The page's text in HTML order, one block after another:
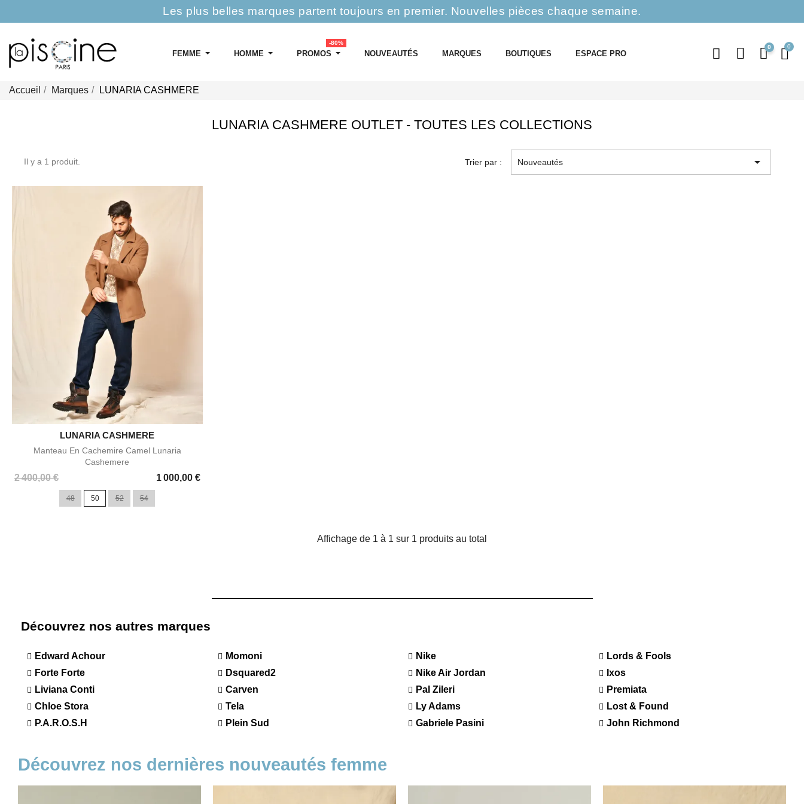
Les plus belles marques partent toujours en premier. Nouvelles pièces chaque semaine.
FEMME HOMME PROMOS
-80%
NOUVEAUTÉS MARQUES BOUTIQUES ESPACE PRO
0
Accueil Marques LUNARIA CASHMERE
LUNARIA CASHMERE OUTLET - TOUTES LES COLLECTIONS
Il y a 1 produit. Trier par : Nouveautés 
Aperçu rapide
LUNARIA CASHMERE
Manteau En Cachemire Camel Lunaria
Cashemere
2 400,00 € 1 000,00 €
Prix
48 50 52 54
Affichage de 1 à 1 sur 1 produits au total
Découvrez nos autres marques
Edward Achour
Forte Forte
Liviana Conti
Chloe Stora
P.A.R.O.S.H
Momoni
Dsquared2
Carven
Tela
Plein Sud
Nike
Nike Air Jordan
Pal Zileri
Ly Adams
Gabriele Pasini
Lords & Fools
Ixos
Premiata
Lost & Found
John Richmond
Découvrez nos dernières nouveautés femme